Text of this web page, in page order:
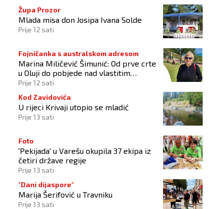
Župa Prozor
Mlada misa don Josipa Ivana Solde
Prije 12 sati
Fojničanka s australskom adresom
Marina Miličević Šimunić: Od prve crte
u Oluji do pobjede nad vlastitim
„olujama“
Prije 12 sati
Kod Zavidovića
U rijeci Krivaji utopio se mladić
Prije 13 sati
Foto
'Pekijada' u Varešu okupila 37 ekipa iz
četiri države regije
Prije 13 sati
"Dani dijaspore"
Marija Šerifović u Travniku
Prije 13 sati